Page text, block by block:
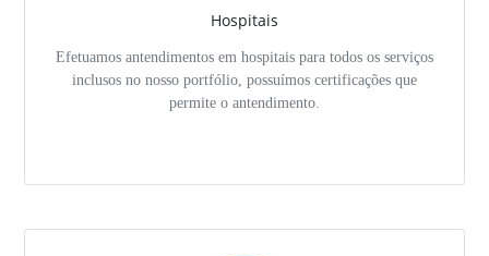
Hospitais
Efetuamos antendimentos em hospitais para todos os serviços
inclusos no nosso portfólio, possuímos certificações que
permite o antendimento.